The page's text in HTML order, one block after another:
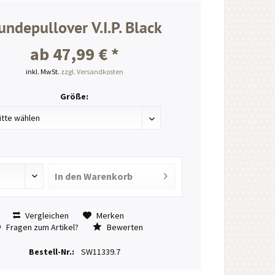
V.I.P. Black
ab 47,99 € *
inkl. MwSt. zzgl. Versandkosten
Größe:
In den Warenkorb
Vergleichen
Merken
Fragen zum Artikel?
Bewerten
Bestell-Nr.: SW11339.7